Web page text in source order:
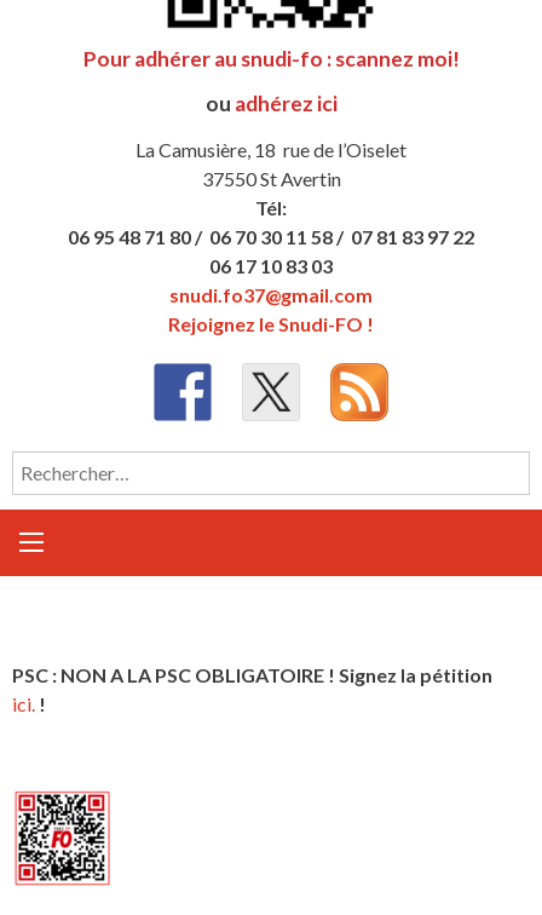
Pour adhérer au snudi-fo : scannez moi!
ou adhérez ici
La Camusière, 18 rue de l’Oiselet
37550 St Avertin
Tél:
06 95 48 71 80 / 06 70 30 11 58 / 07 81 83 97 22
06 17 10 83 03
snudi.fo37@gmail.com
Rejoignez le Snudi-FO !
Rechercher :
PSC : NON A LA PSC OBLIGATOIRE ! Signez la pétition
ici. !